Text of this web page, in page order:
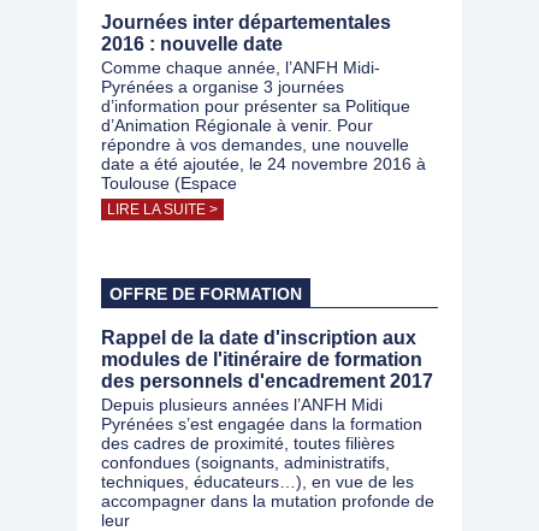
Journées inter départementales
2016 : nouvelle date
Comme chaque année, l’ANFH Midi-
Pyrénées a organise 3 journées
d’information pour présenter sa Politique
d’Animation Régionale à venir. Pour
répondre à vos demandes, une nouvelle
date a été ajoutée, le 24 novembre 2016 à
Toulouse (Espace
LIRE LA SUITE >
OFFRE DE FORMATION
Rappel de la date d'inscription aux
modules de l'itinéraire de formation
des personnels d'encadrement 2017
Depuis plusieurs années l’ANFH Midi
Pyrénées s’est engagée dans la formation
des cadres de proximité, toutes filières
confondues (soignants, administratifs,
techniques, éducateurs…), en vue de les
accompagner dans la mutation profonde de
leur